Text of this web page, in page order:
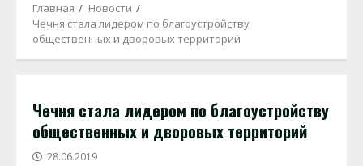
Главная
Новости
Чечня стала лидером по благоустройству
общественных и дворовых территорий
Чечня стала лидером по благоустройству
общественных и дворовых территорий
28.06.2019